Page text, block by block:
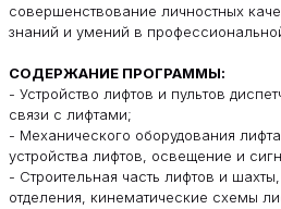
совершенствование личностных
знаний и умений в
СОДЕРЖАНИЕ ПРОГРАММЫ:
- Устройство лифтов и пультов
связи с лифтами;
- Механического оборудования
устройства лифтов, освещение и
- Строительная часть лифтов и
отделения, кинематические схемы